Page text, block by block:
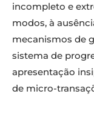
incompleto e
modos, à
mecanismos de
sistema de
apresentação
de micro-